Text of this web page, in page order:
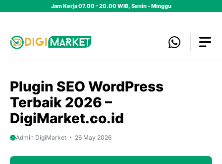
Jam Kerja 07.00 - 20.00 WIB, Senin - Minggu
Plugin SEO WordPress
Terbaik 2026 –
DigiMarket.co.id
Admin DigiMarket 26 May 2026